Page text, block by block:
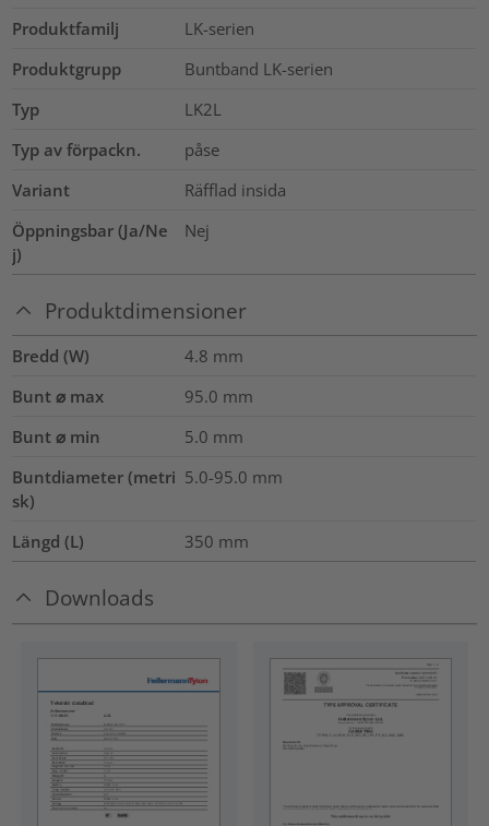
Produktfamilj
LK-serien
Produktgrupp
Buntband LK-serien
Typ
LK2L
Typ av förpackn.
påse
Variant
Räfflad insida
Öppningsbar (Ja/Ne
j)
Nej
Produktdimensioner
Bredd (W) 4.8 mm
Bunt ⌀ max
95.0 mm
Bunt ⌀ min
5.0 mm
Buntdiameter (metri
sk)
5.0-95.0 mm
Längd (L) 350 mm
Downloads